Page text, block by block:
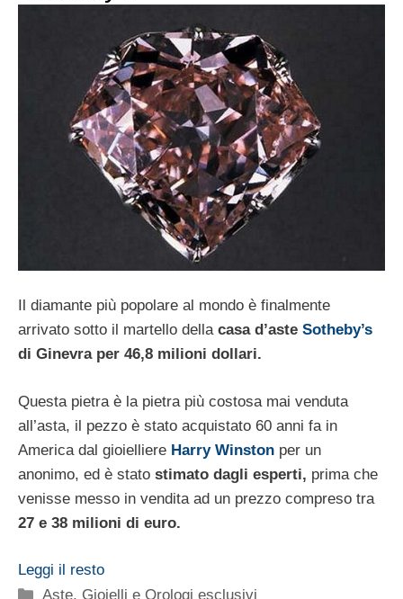
Il diamante più popolare al mondo è finalmente
arrivato sotto il martello della casa d’aste Sotheby’s
di Ginevra per 46,8 milioni dollari.
Questa pietra è la pietra più costosa mai venduta
all’asta, il pezzo è stato acquistato 60 anni fa in
America dal gioielliere Harry Winston per un
anonimo, ed è stato stimato dagli esperti, prima che
venisse messo in vendita ad un prezzo compreso tra
27 e 38 milioni di euro.
Leggi il resto
Categorie
Aste, Gioielli e Orologi esclusivi